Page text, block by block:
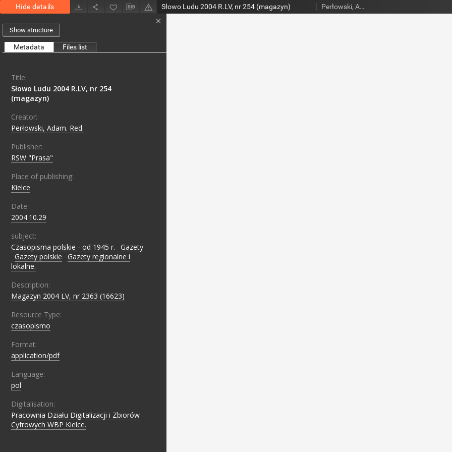
Hide details Słowo Ludu 2004 R.LV, nr 254 (magazyn) Perłowski, Adam. Red.
Show structure
Metadata Files list
Title:
Słowo Ludu 2004 R.LV, nr 254
(magazyn)
Creator:
Perłowski, Adam. Red.
Publisher:
RSW "Prasa"
Place of publishing:
Kielce
Date:
2004.10.29
subject:
Czasopisma polskie - od 1945 r.
Gazety
Gazety polskie
Gazety regionalne i
lokalne.
Description:
Magazyn 2004 LV, nr 2363 (16623)
Resource Type:
czasopismo
Format:
application/pdf
Language:
pol
Digitalisation:
Pracownia Działu Digitalizacji i Zbiorów
Cyfrowych WBP Kielce.